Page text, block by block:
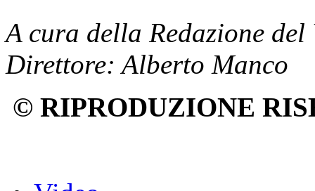
A cura della Redazione del
Direttore: Alberto Manco
© RIPRODUZIONE